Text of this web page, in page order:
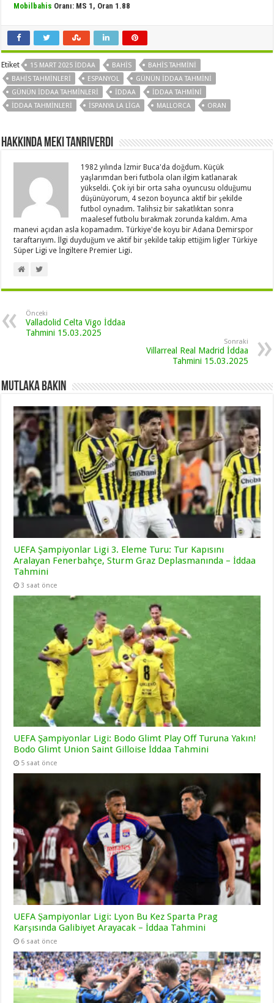
Mobilbahis Oranı: MS 1, Oran 1.88
Etiket 15 MART 2025 IDDAA BAHIS
BAHIS TAHMINI
BAHIS TAHMINLERI
ESPANYOL
GÜNÜN IDDAA TAHMINI
GÜNÜN IDDAA TAHMINLERI
IDDAA
IDDAA TAHMINI
IDDAA TAHMINLERI
ISPANYA LA LIGA MALLORCA ORAN
Hakkında Meki Tanrıverdi
1982 yılında İzmir Buca'da doğdum. Küçük
yaşlarımdan beri futbola olan ilgim katlanarak
yükseldi. Çok iyi bir orta saha oyuncusu olduğumu
düşünüyorum, 4 sezon boyunca aktif bir şekilde
futbol oynadım. Talihsiz bir sakatlıktan sonra
maalesef futbolu bırakmak zorunda kaldım. Ama
manevi açıdan asla kopamadım. Türkiye'de koyu bir Adana Demirspor
taraftarıyım. İlgi duyduğum ve aktif bir şekilde takip ettiğim ligler Türkiye
Süper Ligi ve İngiltere Premier Ligi.
Önceki
Valladolid Celta Vigo İddaa
Tahmini 15.03.2025
Sonraki
Villarreal Real Madrid İddaa
Tahmini 15.03.2025
Mutlaka Bakın
UEFA Şampiyonlar Ligi 3. Eleme Turu: Tur Kapısını
Aralayan Fenerbahçe, Sturm Graz Deplasmanında – İddaa
Tahmini
3 saat önce
UEFA Şampiyonlar Ligi: Bodo Glimt Play Off Turuna Yakın!
Bodo Glimt Union Saint Gilloise İddaa Tahmini
5 saat önce
UEFA Şampiyonlar Ligi: Lyon Bu Kez Sparta Prag
Karşısında Galibiyet Arayacak – İddaa Tahmini
6 saat önce